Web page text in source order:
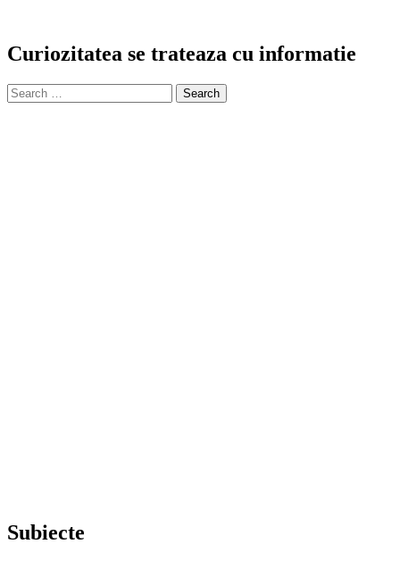
Curiozitatea se trateaza cu informatie
Search
for:
Subiecte